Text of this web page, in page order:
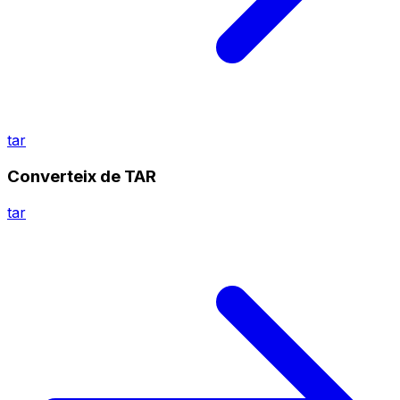
tar
Converteix de TAR
tar